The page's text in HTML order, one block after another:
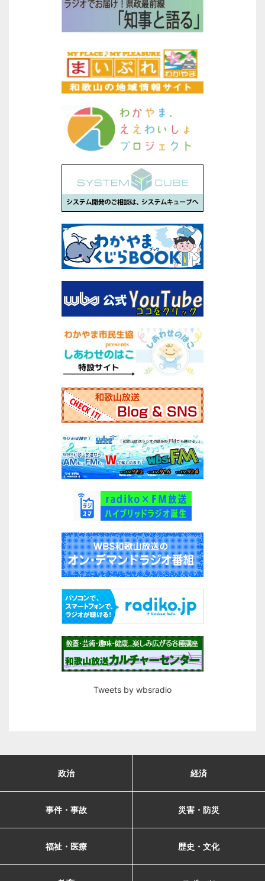
Tweets by wbsradio
政治 経済
事件・事故 災害・防災
福祉・医療 歴史・文化